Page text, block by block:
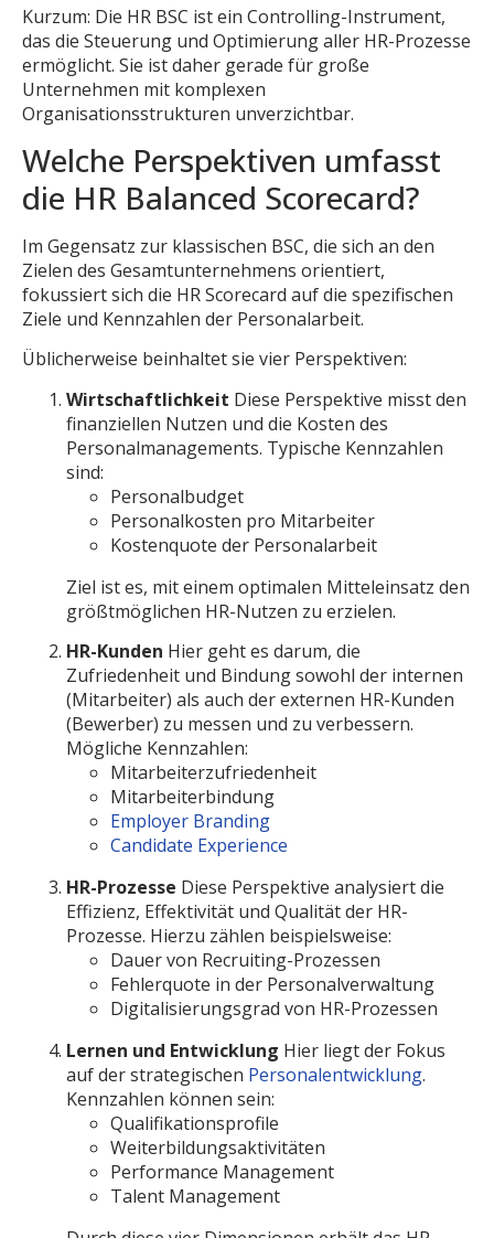
Kurzum: Die HR BSC ist ein Controlling-Instrument,
das die Steuerung und Optimierung aller HR-Prozesse
ermöglicht. Sie ist daher gerade für große
Unternehmen mit komplexen
Organisationsstrukturen unverzichtbar.
Welche Perspektiven umfasst
die HR Balanced Scorecard?
Im Gegensatz zur klassischen BSC, die sich an den
Zielen des Gesamtunternehmens orientiert,
fokussiert sich die HR Scorecard auf die spezifischen
Ziele und Kennzahlen der Personalarbeit.
Üblicherweise beinhaltet sie vier Perspektiven:
Wirtschaftlichkeit Diese Perspektive misst den
finanziellen Nutzen und die Kosten des
Personalmanagements. Typische Kennzahlen
sind:
Personalbudget
Personalkosten pro Mitarbeiter
Kostenquote der Personalarbeit
Ziel ist es, mit einem optimalen Mitteleinsatz den
größtmöglichen HR-Nutzen zu erzielen.
HR-Kunden Hier geht es darum, die
Zufriedenheit und Bindung sowohl der internen
(Mitarbeiter) als auch der externen HR-Kunden
(Bewerber) zu messen und zu verbessern.
Mögliche Kennzahlen:
Mitarbeiterzufriedenheit
Mitarbeiterbindung
Employer Branding
Candidate Experience
HR-Prozesse Diese Perspektive analysiert die
Effizienz, Effektivität und Qualität der HR-
Prozesse. Hierzu zählen beispielsweise:
Dauer von Recruiting-Prozessen
Fehlerquote in der Personalverwaltung
Digitalisierungsgrad von HR-Prozessen
Lernen und Entwicklung Hier liegt der Fokus
auf der strategischen Personalentwicklung.
Kennzahlen können sein:
Qualifikationsprofile
Weiterbildungsaktivitäten
Performance Management
Talent Management